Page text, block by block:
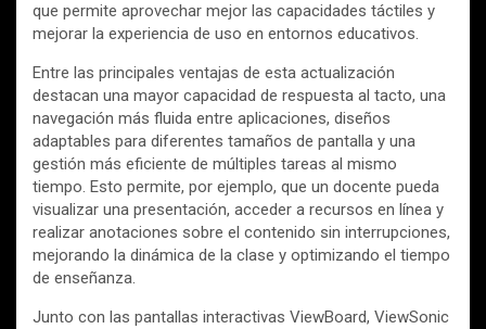
que permite aprovechar mejor las capacidades táctiles y
mejorar la experiencia de uso en entornos educativos.
Entre las principales ventajas de esta actualización
destacan una mayor capacidad de respuesta al tacto, una
navegación más fluida entre aplicaciones, diseños
adaptables para diferentes tamaños de pantalla y una
gestión más eficiente de múltiples tareas al mismo
tiempo. Esto permite, por ejemplo, que un docente pueda
visualizar una presentación, acceder a recursos en línea y
realizar anotaciones sobre el contenido sin interrupciones,
mejorando la dinámica de la clase y optimizando el tiempo
de enseñanza.
Junto con las pantallas interactivas ViewBoard, ViewSonic